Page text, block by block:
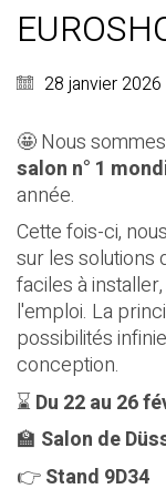
28 janvier 2026
🤩 Nous
salon n° 1
année.
Cette fois-ci,
sur les solutions
faciles à
l'emploi. La
possibilités
conception.
⌛ Du 22 au 26
🏫 Salon de
👉Stand 9D34